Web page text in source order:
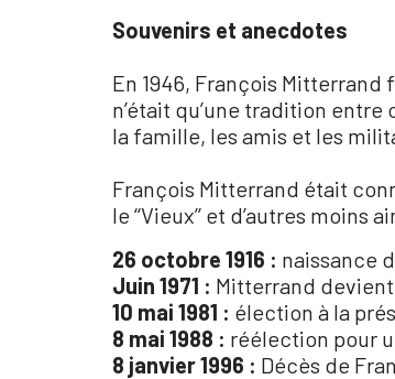
Souvenirs et anecdotes
En 1946, François
n’était qu’une tradition
la famille, les amis et les
François Mitterrand était connu
le ‘‘Vieux’’ et d’autres moins
26 octobre 1916 : naissance
Juin 1971 : Mitterrand
10 mai 1981 : élection à la
8 mai 1988 : réélection pour
8 janvier 1996 : Décès de